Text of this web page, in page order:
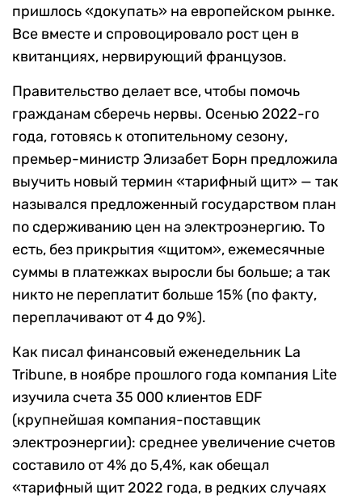
пришлось «докупать» на европейском рынке.
Все вместе и спровоцировало рост цен в
квитанциях, нервирующий французов.
Правительство делает все, чтобы помочь
гражданам сберечь нервы. Осенью 2022-го
года, готовясь к отопительному сезону,
премьер-министр Элизабет Борн предложила
выучить новый термин «тарифный щит» — так
назывался предложенный государством план
по сдерживанию цен на электроэнергию. То
есть, без прикрытия «щитом», ежемесячные
суммы в платежках выросли бы больше; а так
никто не переплатит больше 15% (по факту,
переплачивают от 4 до 9%).
Как писал финансовый еженедельник La
Tribune, в ноябре прошлого года компания Lite
изучила счета 35 000 клиентов EDF
(крупнейшая компания-поставщик
электроэнергии): среднее увеличение счетов
составило от 4% до 5,4%, как обещал
«тарифный щит 2022 года, в редких случаях